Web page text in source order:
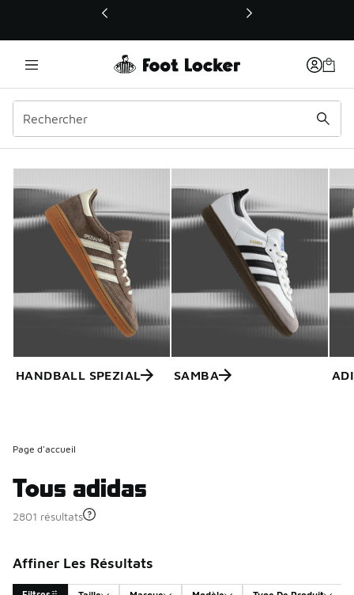
Ce lien ouvrira une nouvelle fenêtre
HANDBALL SPEZIAL SAMBA
Page d'accueil
Tous adidas
2801 résultats
Affiner Les Résultats